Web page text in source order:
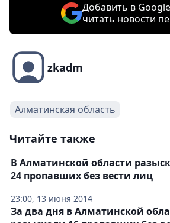
Добавить в
читать новости
zkadm
Алматинская область
Читайте также
23:00, 13 июня 2014
В Алматинской области
24 пропавших без вести лиц
За два дня в Алматинской